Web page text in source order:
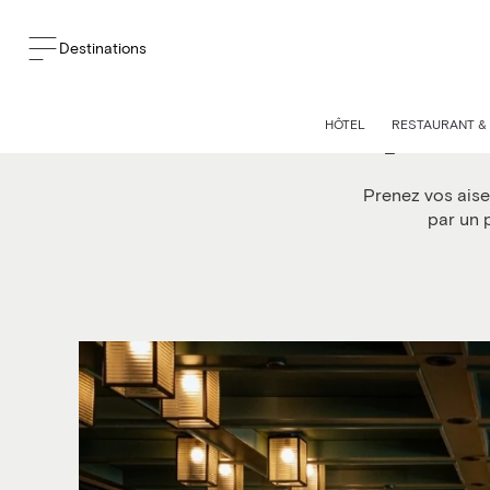
Destinations
HÔTEL RESTAURANT
Forfait
Prenez vos
par un